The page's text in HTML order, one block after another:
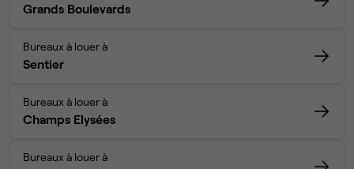
Grands Boulevards
Bureaux à louer à
Sentier
Bureaux à louer à
Champs Elysées
Bureaux à louer à